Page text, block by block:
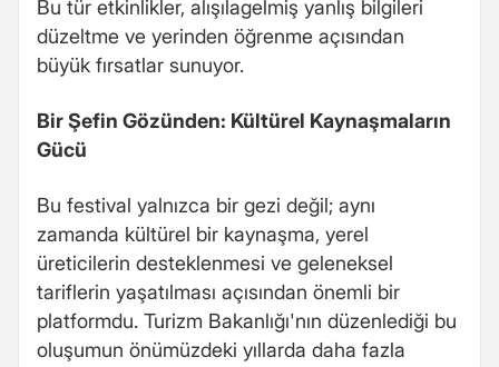
Bu tür etkinlikler, alışılagelmiş yanlış bilgileri
düzeltme ve yerinden öğrenme açısından
büyük fırsatlar sunuyor.
Bir Şefin Gözünden: Kültürel Kaynaşmaların
Gücü
Bu festival yalnızca bir gezi değil; aynı
zamanda kültürel bir kaynaşma, yerel
üreticilerin desteklenmesi ve geleneksel
tariflerin yaşatılması açısından önemli bir
platformdu. Turizm Bakanlığı'nın düzenlediği bu
oluşumun önümüzdeki yıllarda daha fazla